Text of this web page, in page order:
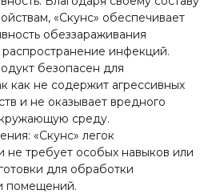
«Скунс» обеспечивает
обеззараживания
инфекций.
безопасен для
как не содержит агрессивных
и не оказывает вредного
среду.
«Скунс» легок
не требует особых навыков или
для обработки
помещений.